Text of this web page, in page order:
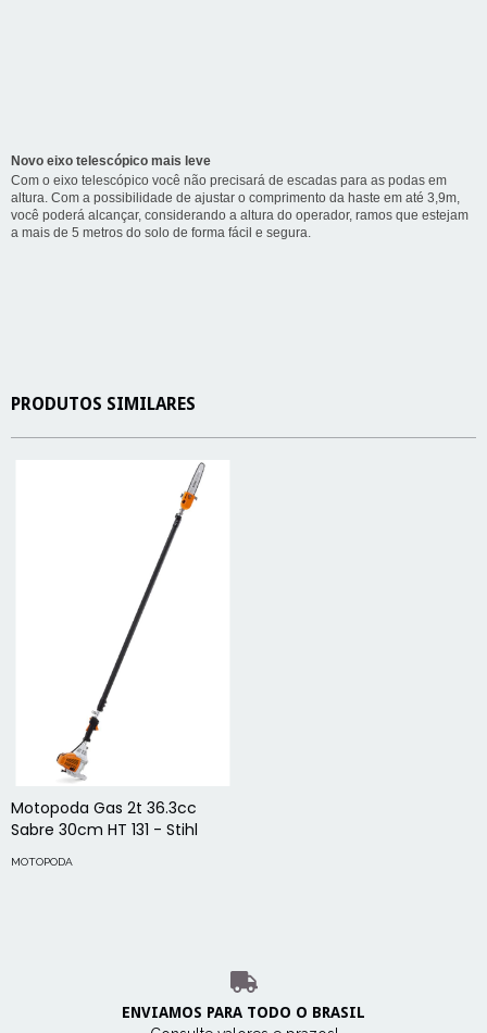
Novo eixo telescópico mais leve
Com o eixo telescópico você não precisará de escadas para as podas em
altura. Com a possibilidade de ajustar o comprimento da haste em até 3,9m,
você poderá alcançar, considerando a altura do operador, ramos que estejam
a mais de 5 metros do solo de forma fácil e segura.
PRODUTOS SIMILARES
Motopoda Gas 2t 36.3cc
Sabre 30cm HT 131 - Stihl
MOTOPODA
ENVIAMOS PARA TODO O BRASIL